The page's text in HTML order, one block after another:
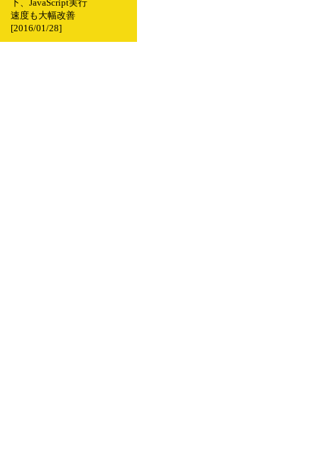
下、JavaScript実行
速度も大幅改善
[2016/01/28]